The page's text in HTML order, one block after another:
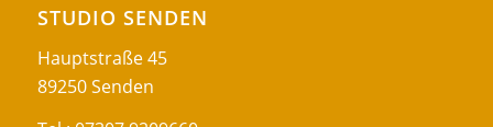
STUDIO SENDEN
Hauptstraße 45
89250 Senden